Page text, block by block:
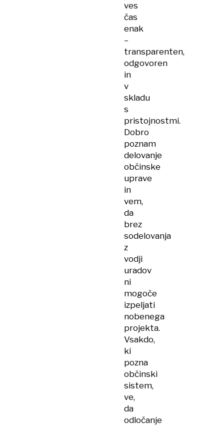
ves
čas
enak
–
transparenten,
odgovoren
in
v
skladu
s
pristojnostmi.
Dobro
poznam
delovanje
občinske
uprave
in
vem,
da
brez
sodelovanja
z
vodji
uradov
ni
mogoče
izpeljati
nobenega
projekta.
Vsakdo,
ki
pozna
občinski
sistem,
ve,
da
odločanje